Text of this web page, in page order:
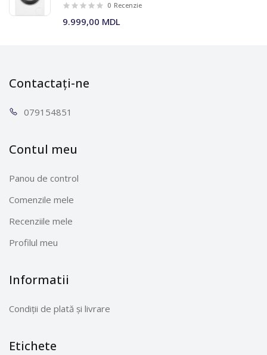
0 Recenzie
9.999,00 MDL
Contactați-ne
0791 54851
Contul meu
Panou de control
Comenzile mele
Recenziile mele
Profilul meu
Informatii
Condiții de plată și livrare
Etichete